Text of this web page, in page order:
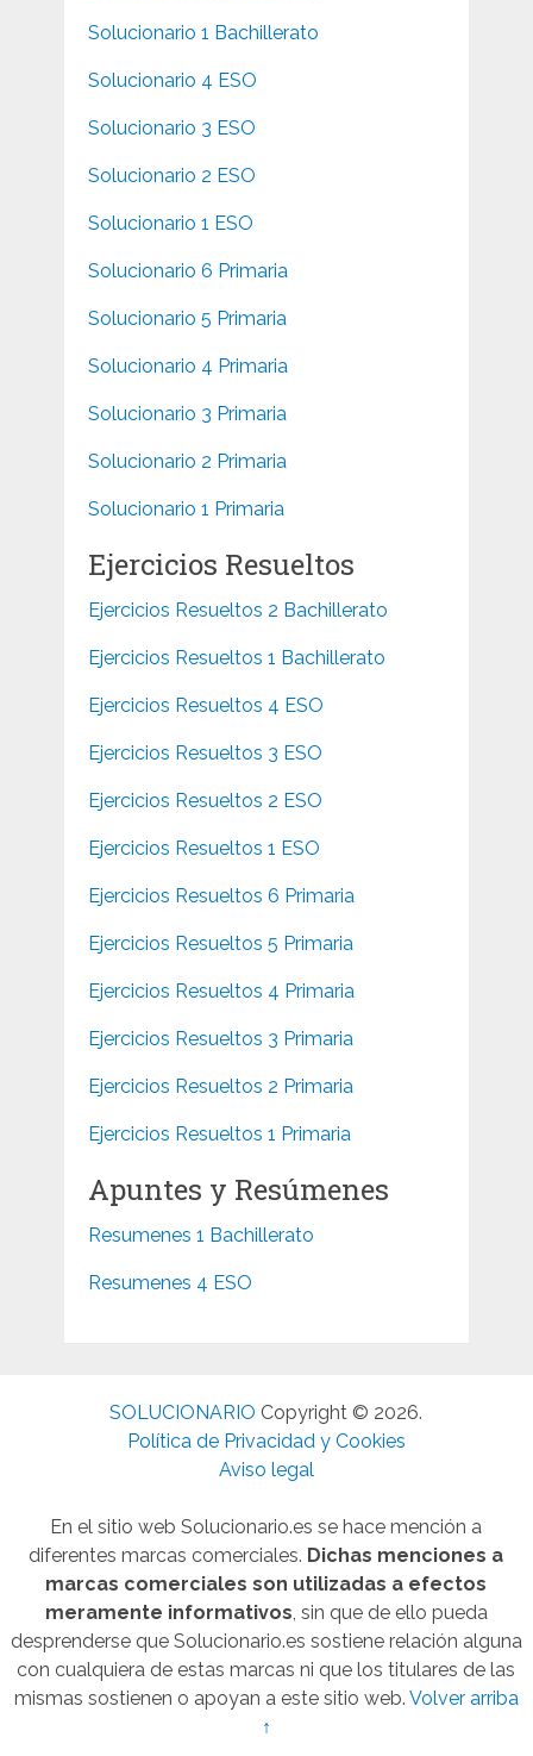
Solucionario 1 Bachillerato
Solucionario 4 ESO
Solucionario 3 ESO
Solucionario 2 ESO
Solucionario 1 ESO
Solucionario 6 Primaria
Solucionario 5 Primaria
Solucionario 4 Primaria
Solucionario 3 Primaria
Solucionario 2 Primaria
Solucionario 1 Primaria
Ejercicios Resueltos
Ejercicios Resueltos 2 Bachillerato
Ejercicios Resueltos 1 Bachillerato
Ejercicios Resueltos 4 ESO
Ejercicios Resueltos 3 ESO
Ejercicios Resueltos 2 ESO
Ejercicios Resueltos 1 ESO
Ejercicios Resueltos 6 Primaria
Ejercicios Resueltos 5 Primaria
Ejercicios Resueltos 4 Primaria
Ejercicios Resueltos 3 Primaria
Ejercicios Resueltos 2 Primaria
Ejercicios Resueltos 1 Primaria
Apuntes y Resúmenes
Resumenes 1 Bachillerato
Resumenes 4 ESO
SOLUCIONARIO Copyright © 2026.
Política de Privacidad y Cookies
Aviso legal
En el sitio web Solucionario.es se hace mención a
diferentes marcas comerciales. Dichas menciones a
marcas comerciales son utilizadas a efectos
meramente informativos , sin que de ello pueda
desprenderse que Solucionario.es sostiene relación alguna
con cualquiera de estas marcas ni que los titulares de las
mismas sostienen o apoyan a este sitio web. Volver arriba
↑